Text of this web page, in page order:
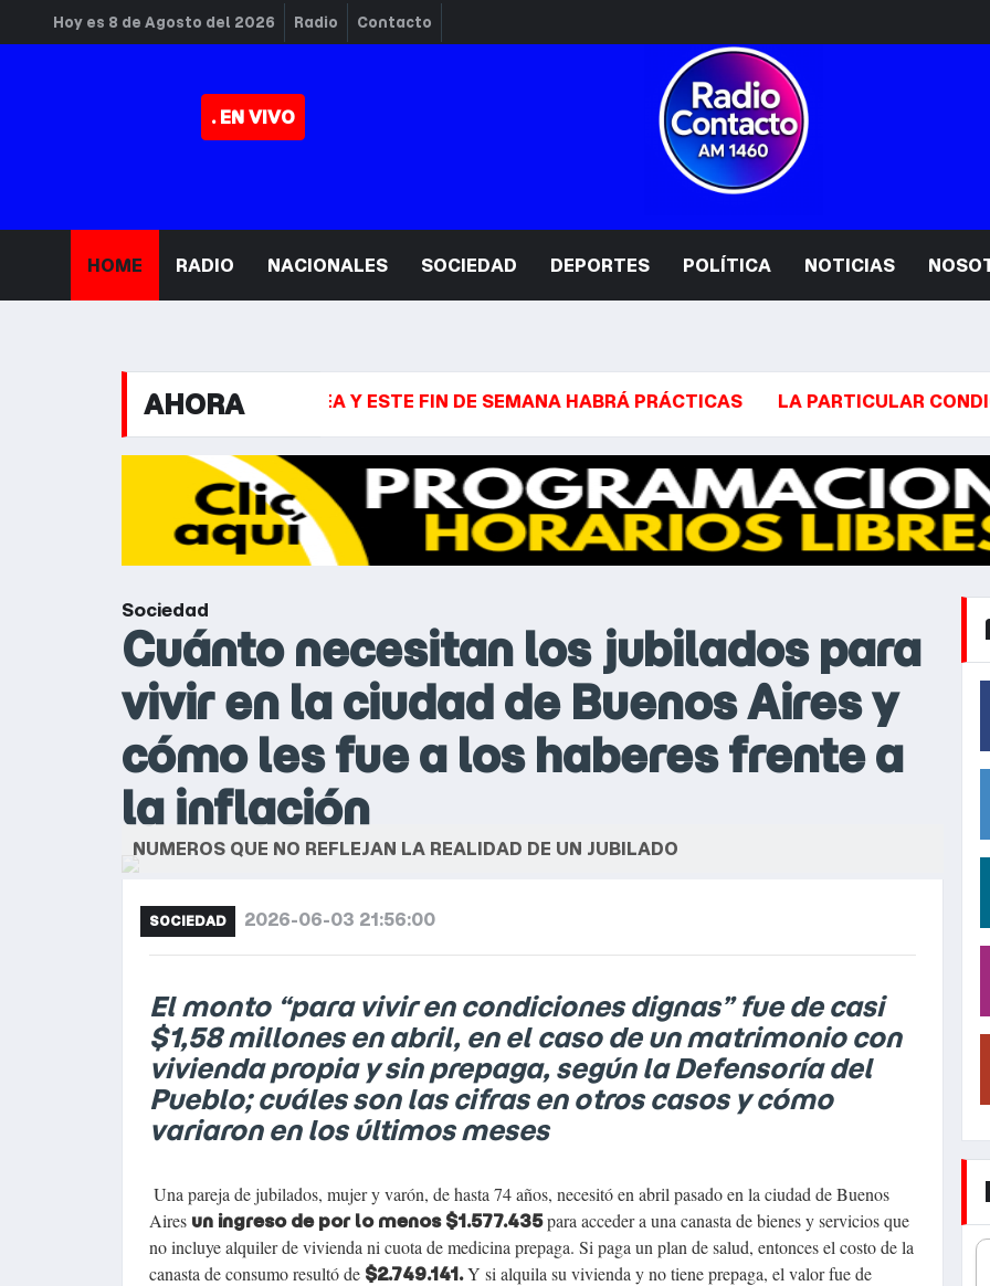
Hoy es 8 de Agosto del 2026 Radio Contacto
. EN VIVO
HOME RADIO NACIONALES SOCIEDAD DEPORTES POLÍTICA NOTICIAS
AHORA
DE LA FUERZA AÉREA Y ESTE FIN DE SEMANA HABRÁ PRÁCTICAS LA PARTICULAR CONDICIÓN QUE
Sociedad
Cuánto necesitan los jubilados para
vivir en la ciudad de Buenos Aires y
cómo les fue a los haberes frente a
la inflación
NUMEROS QUE NO REFLEJAN LA REALIDAD DE UN JUBILADO
SOCIEDAD 2026-06-03 21:56:00
El monto “para vivir en condiciones dignas” fue de casi
$1,58 millones en abril, en el caso de un matrimonio con
vivienda propia y sin prepaga, según la Defensoría del
Pueblo; cuáles son las cifras en otros casos y cómo
variaron en los últimos meses
Una pareja de jubilados, mujer y varón, de hasta 74 años, necesitó en abril pasado en la ciudad de Buenos
Aires un ingreso de por lo menos $1.577.435 para acceder a una canasta de bienes y servicios que
no incluye alquiler de vivienda ni cuota de medicina prepaga. Si paga un plan de salud, entonces el costo de la
canasta de consumo resultó de $2.749.141.Y si alquila su vivienda y no tiene prepaga, el valor fue de